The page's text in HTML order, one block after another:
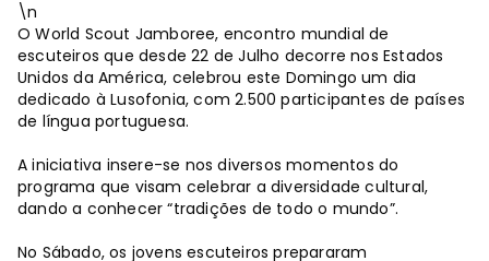
\n
O World Scout Jamboree, encontro mundial de
escuteiros que desde 22 de Julho decorre nos Estados
Unidos da América, celebrou este Domingo um dia
dedicado à Lusofonia, com 2.500 participantes de países
de língua portuguesa.
A iniciativa insere-se nos diversos momentos do
programa que visam celebrar a diversidade cultural,
dando a conhecer “tradições de todo o mundo”.
No Sábado, os jovens escuteiros prepararam